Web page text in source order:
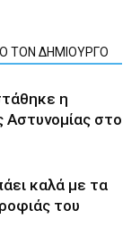
ΤΟΝ ΔΗΜΙΟΥΡΓΟ
η
Αστυνομίας στο
καλά με τα
του